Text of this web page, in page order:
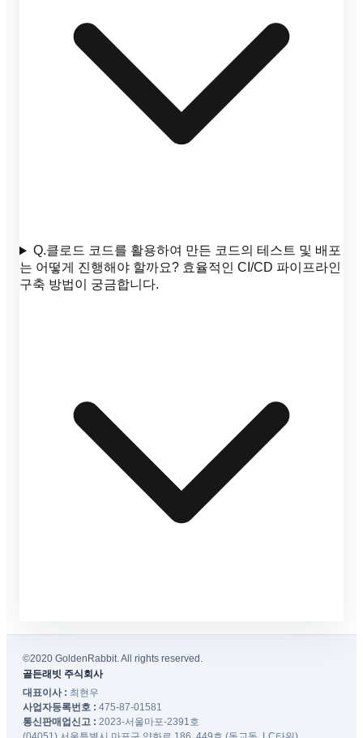
Q.클로드 코드를 활용하여 만든 코드의 테스트 및 배포
는 어떻게 진행해야 할까요? 효율적인 CI/CD 파이프라인
구축 방법이 궁금합니다.
©2020 GoldenRabbit. All rights reserved.
골든래빗 주식회사
대표이사 : 최현우
사업자등록번호 : 475-87-01581
통신판매업신고 : 2023-서울마포-2391호